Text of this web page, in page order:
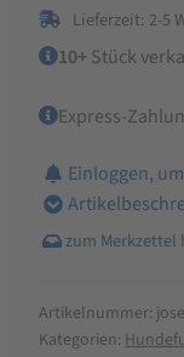
Trockenfutter
Menge
Lieferzeit: 2-5
10+Stück
Express-
Einloggen,
Artikelnummer:
Kategorien: